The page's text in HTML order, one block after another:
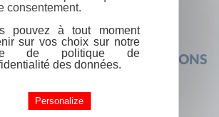
? FOIRE AUX QUESTIONS
consentement.
pouvez à tout moment
sur vos choix sur notre
de politique de
des données.
Personalize